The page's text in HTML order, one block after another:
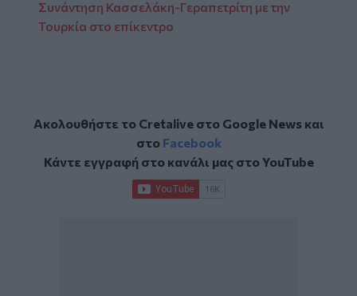
Συνάντηση Κασσελάκη-Γεραπετρίτη με την
Τουρκία στο επίκεντρο
Ακολουθήστε το Cretalive στο Google Newsκαι
στο Facebook
Κάντε εγγραφή στο κανάλι μας στοYouTube